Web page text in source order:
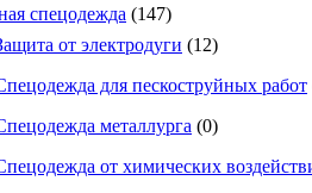
спецодежда (147)
от электродуги (12)
для пескоструйных работ
металлурга (0)
от химических